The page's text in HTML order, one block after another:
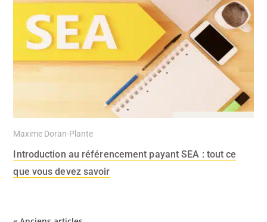
Maxime Doran-Plante
Introduction au référencement payant SEA : tout ce
que vous devez savoir